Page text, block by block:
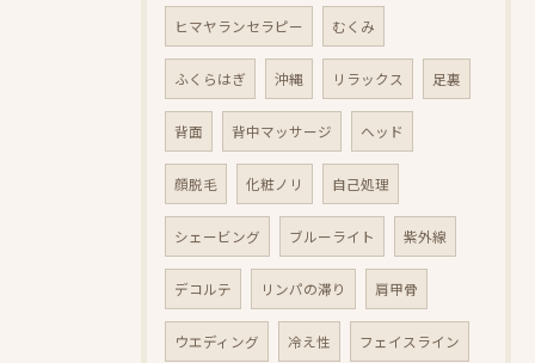
ヒマヤランセラピー むくみ
ふくらはぎ 沖縄 リラックス 足裏
背面 背中マッサージ ヘッド
顔脱毛 化粧ノリ 自己処理
シェービング ブルーライト 紫外線
デコルテ リンパの滞り 肩甲骨
ウエディング 冷え性 フェイスライン